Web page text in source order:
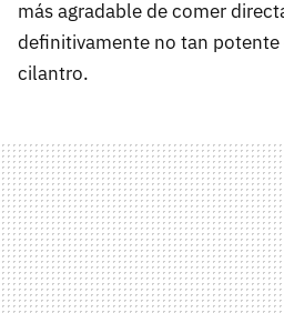
más agradable de comer
definitivamente no tan
cilantro.